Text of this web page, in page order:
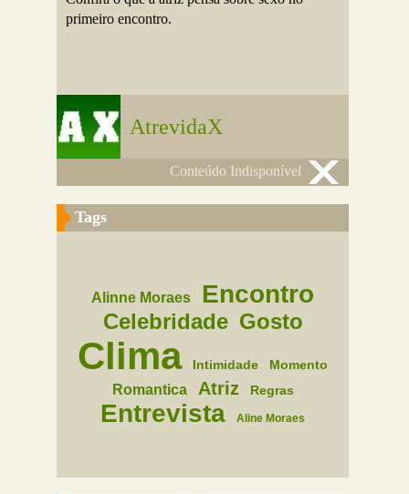
primeiro encontro.
AtrevidaX
Conteúdo Indisponível
Tags
Alinne Moraes Encontro
Celebridade Gosto
Clima Intimidade Momento
Romantica Atriz Regras
Entrevista Aline Moraes